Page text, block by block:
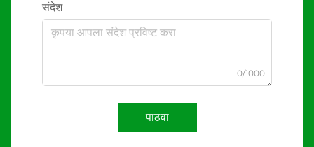
संदेश
0/1000
पाठवा